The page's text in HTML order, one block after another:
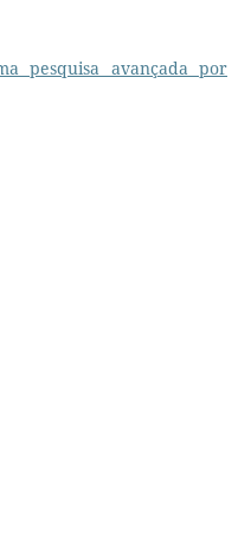
pesquisa avançada por